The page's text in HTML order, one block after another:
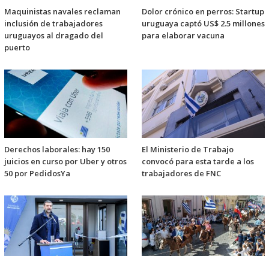
Maquinistas navales reclaman
inclusión de trabajadores
uruguayos al dragado del
puerto
Dolor crónico en perros: Startup
uruguaya captó US$ 2.5 millones
para elaborar vacuna
Derechos laborales: hay 150
juicios en curso por Uber y otros
50 por PedidosYa
El Ministerio de Trabajo
convocó para esta tarde a los
trabajadores de FNC